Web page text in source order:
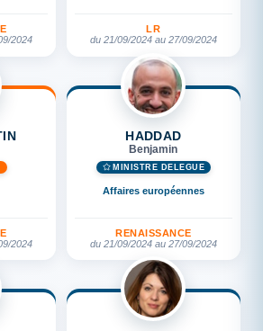
2024
LR
du 21/09/2024 au 27/09/2024
2024
HADDAD
Benjamin
MINISTRE DÉLÉGUÉ
Affaires européennes
RENAISSANCE
du 21/09/2024 au 27/09/2024